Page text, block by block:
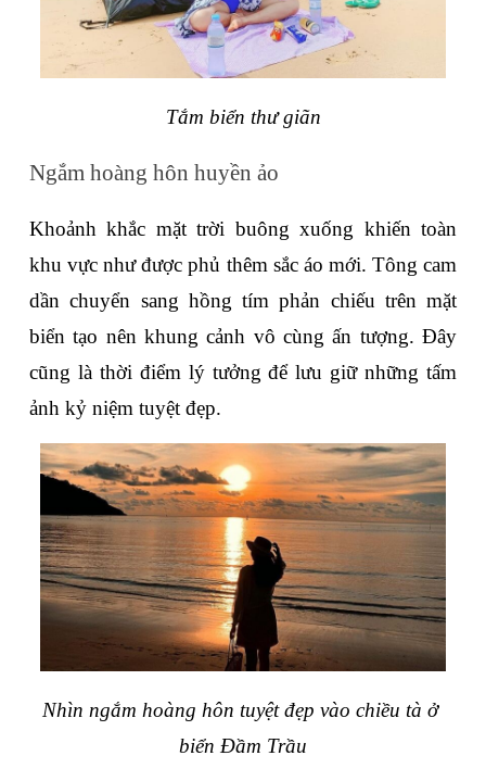
Tắm biển thư giãn
Ngắm hoàng hôn huyền ảo
Khoảnh khắc mặt trời buông xuống khiến toàn
khu vực như được phủ thêm sắc áo mới. Tông cam
dần chuyển sang hồng tím phản chiếu trên mặt
biển tạo nên khung cảnh vô cùng ấn tượng. Đây
cũng là thời điểm lý tưởng để lưu giữ những tấm
ảnh kỷ niệm tuyệt đẹp.
Nhìn ngắm hoàng hôn tuyệt đẹp vào chiều tà ở
biển Đầm Trầu